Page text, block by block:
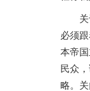
关于
必须
本帝
民众
略。